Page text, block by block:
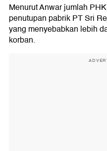
Menurut Anwar jumlah
penutupan pabrik PT Sri
yang menyebabkan lebih
korban.